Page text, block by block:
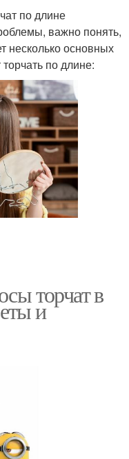
по длине
важно понять,
несколько основных
по длине:
торчат в
и